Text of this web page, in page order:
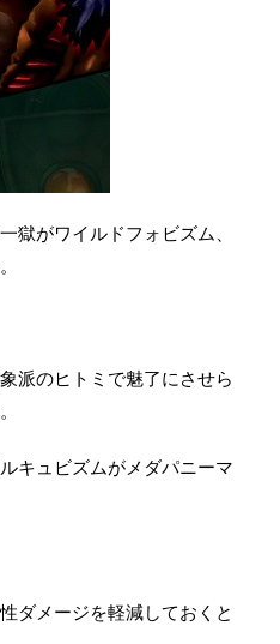
獄がワイルドフォビズム、
派のヒトミで魅了にさせら
キュビズムがメダパニーマ
ダメージを軽減しておくと